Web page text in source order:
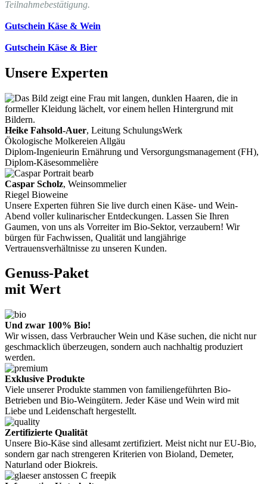
Teilnahmebestätigung.
Gutschein Käse & Wein
Gutschein Käse & Bier
Unsere Experten
Heike Fahsold-Auer, Leitung SchulungsWerk
Ökologische Molkereien Allgäu
Diplom-Ingenieurin Ernährung und Versorgungsmanagement (FH),
Diplom-Käsesommelière
Caspar Scholz, Weinsommelier
Riegel Bioweine
Unsere Experten führen Sie live durch einen Käse- und Wein-
Abend voller kulinarischer Entdeckungen. Lassen Sie Ihren
Gaumen, von uns als Vorreiter im Bio-Sektor, verzaubern! Wir
bürgen für Fachwissen, Qualität und langjährige
Vertrauensverhältnisse zu unseren Kunden.
Genuss-Paket
mit Wert
Und zwar 100% Bio!
Wir wissen, dass Verbraucher Wein und Käse suchen, die nicht nur
geschmacklich überzeugen, sondern auch nachhaltig produziert
werden.
Exklusive Produkte
Viele unserer Produkte stammen von familiengeführten Bio-
Betrieben und Bio-Weingütern. Jeder Käse und Wein wird mit
Liebe und Leidenschaft hergestellt.
Zertifizierte Qualität
Unsere Bio-Käse sind allesamt zertifiziert. Meist nicht nur EU-Bio,
sondern gar nach strengeren Kriterien von Bioland, Demeter,
Naturland oder Biokreis.